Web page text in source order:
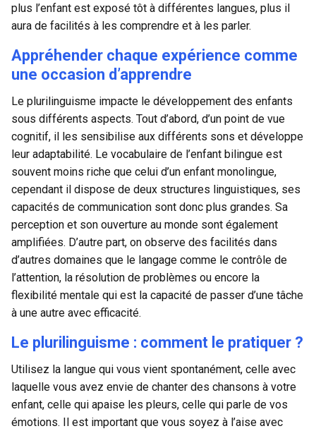
plus l’enfant est exposé tôt à différentes langues, plus il
aura de facilités à les comprendre et à les parler.
Appréhender chaque expérience comme
une occasion d’apprendre
Le plurilinguisme impacte le développement des enfants
sous différents aspects. Tout d’abord, d’un point de vue
cognitif, il les sensibilise aux différents sons et développe
leur adaptabilité. Le vocabulaire de l’enfant bilingue est
souvent moins riche que celui d’un enfant monolingue,
cependant il dispose de deux structures linguistiques, ses
capacités de communication sont donc plus grandes. Sa
perception et son ouverture au monde sont également
amplifiées. D’autre part, on observe des facilités dans
d’autres domaines que le langage comme le contrôle de
l’attention, la résolution de problèmes ou encore la
flexibilité mentale qui est la capacité de passer d’une tâche
à une autre avec efficacité.
Le plurilinguisme : comment le pratiquer ?
Utilisez la langue qui vous vient spontanément, celle avec
laquelle vous avez envie de chanter des chansons à votre
enfant, celle qui apaise les pleurs, celle qui parle de vos
émotions. Il est important que vous soyez à l’aise avec